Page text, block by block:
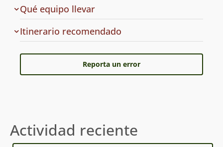
Qué equipo llevara
la
ruta
Cuál
es
Itinerario recomendado
Reporta un error
Actividad reciente